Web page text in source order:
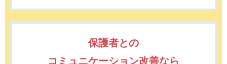
保護者との
コミュニケーション改善なら